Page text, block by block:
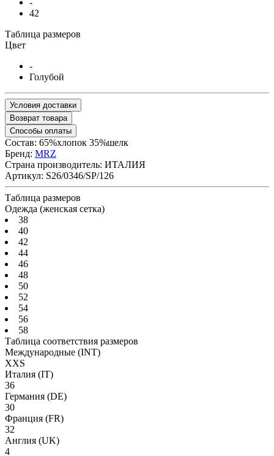
42
Таблица размеров
Цвет
-
Голубой
Условия доставки
Возврат товара
Способы оплаты
Состав: 65%хлопок 35%шелк
Бренд: MRZ
Страна производитель: ИТАЛИЯ
Артикул: S26/0346/SP/126
Таблица размеров
Одежда (женская сетка)
38
40
42
44
46
48
50
52
54
56
58
Таблица соответствия размеров
Международные (INT)
XXS
Италия (IT)
36
Германия (DE)
30
Франция (FR)
32
Англия (UK)
4